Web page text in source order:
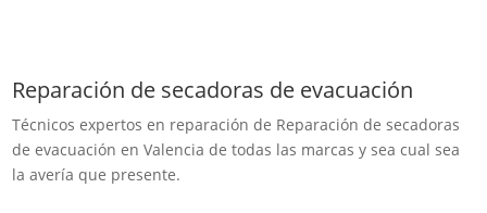
Reparación de secadoras de evacuación
Técnicos expertos en reparación de Reparación de secadoras
de evacuación en Valencia de todas las marcas y sea cual sea
la avería que presente.